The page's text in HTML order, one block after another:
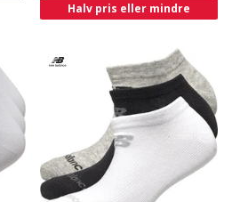
Halv pris eller mindre